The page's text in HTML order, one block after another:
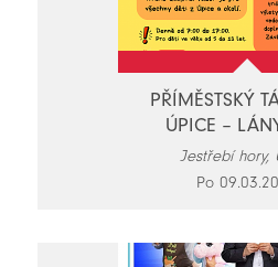
PŘÍMĚSTSKÝ
ÚPICE –
Jestřebí hory,
Po